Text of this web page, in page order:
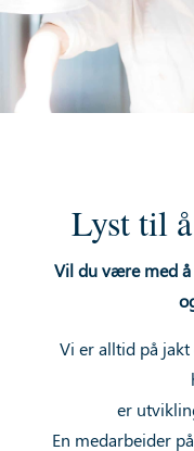
Lyst til
Vil du være med
Vi er alltid på
er
En medarbeider